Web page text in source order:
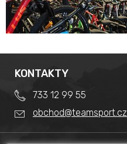
KONTAKTY
733 12 99 55
obchod@teamsport.cz